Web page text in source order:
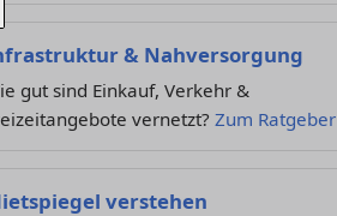
& Nahversorgung
gut sind Einkauf, Verkehr &
vernetzt? Zum Ratgeber
verstehen